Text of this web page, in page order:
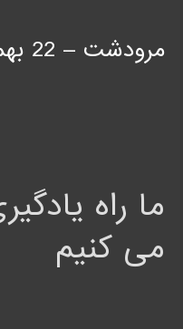
مرودشت – 22 بهمن شمالی
ما راه
می کنیم